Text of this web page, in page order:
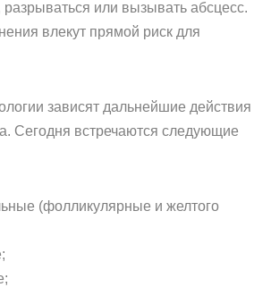
разрываться или вызывать абсцесс.
влекут прямой риск для
зависят дальнейшие действия
Сегодня встречаются следующие
(фолликулярные и желтого